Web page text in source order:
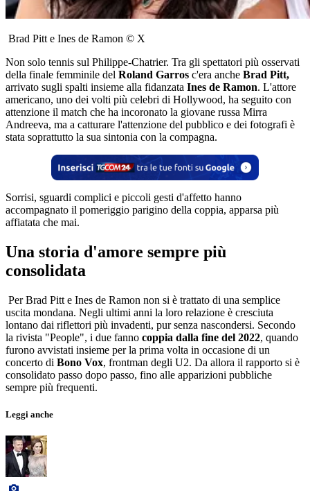
Brad Pitt e Ines de Ramon © X
Non solo tennis sul Philippe-Chatrier. Tra gli spettatori più osservati
della finale femminile del Roland Garros c'era anche Brad Pitt,
arrivato sugli spalti insieme alla fidanzata Ines de Ramon. L'attore
americano, uno dei volti più celebri di Hollywood, ha seguito con
attenzione il match che ha incoronato la giovane russa Mirra
Andreeva, ma a catturare l'attenzione del pubblico e dei fotografi è
stata soprattutto la sua sintonia con la compagna.
Sorrisi, sguardi complici e piccoli gesti d'affetto hanno
accompagnato il pomeriggio parigino della coppia, apparsa più
affiatata che mai.
Una storia d'amore sempre più
consolidata
Per Brad Pitt e Ines de Ramon non si è trattato di una semplice
uscita mondana. Negli ultimi anni la loro relazione è cresciuta
lontano dai riflettori più invadenti, pur senza nascondersi. Secondo
la rivista "People", i due fanno coppia dalla fine del 2022, quando
furono avvistati insieme per la prima volta in occasione di un
concerto di Bono Vox, frontman degli U2. Da allora il rapporto si è
consolidato passo dopo passo, fino alle apparizioni pubbliche
sempre più frequenti.
Leggi anche